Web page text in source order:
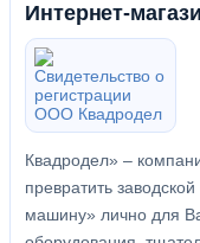
Интернет-
Квадродел» –
превратить
машину» лично для